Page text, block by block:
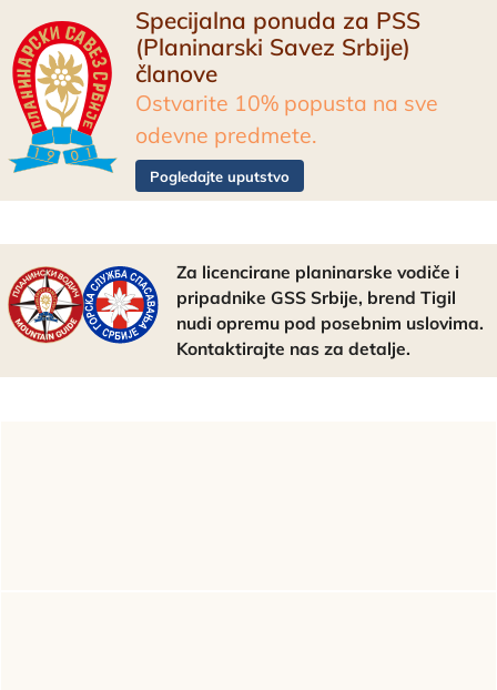
Specijalna ponuda za PSS
(Planinarski Savez Srbije)
članove
Ostvarite 10% popusta na sve
odevne predmete.
Pogledajte uputstvo
Za licencirane planinarske vodiče i
pripadnike GSS Srbije, brend Tigil
nudi opremu pod posebnim uslovima.
Kontaktirajte nas za detalje.